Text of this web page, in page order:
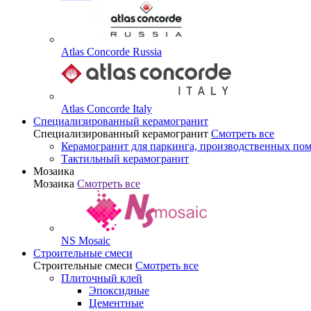
Atlas Concorde Russia
Atlas Concorde Italy
Специализированный керамогранит
Специализированный керамогранит Смотреть все
Керамогранит для паркинга, производственных
Тактильный керамогранит
Мозаика
Мозаика Смотреть все
NS Mosaic
Строительные смеси
Строительные смеси Смотреть все
Плиточный клей
Эпоксидные
Цементные